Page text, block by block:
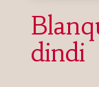
dindi